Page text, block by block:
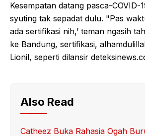
Kesempatan datang pasca-COVID-
syuting tak sepadat dulu. "Pas
ada sertifikasi nih,’ teman ngasih
ke Bandung, sertifikasi,
Lionil, seperti dilansir
Also Read
Catheez Buka Rahasia Ogah